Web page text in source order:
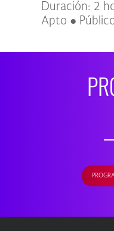
Duración: 2
Apto ●